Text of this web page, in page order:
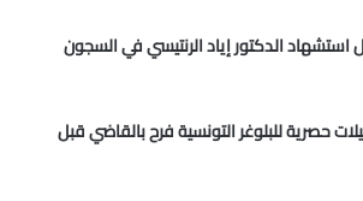
استشهاد الدكتور إياد الرنتيسي في السجون
حصرية للبلوغر التونسية فرح بالقاضي قبل